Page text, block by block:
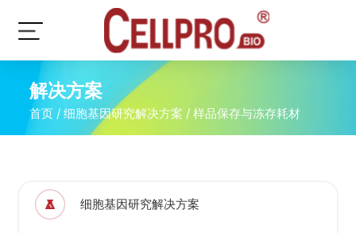
解决方案
首页 /细胞基因研究解决方案 /样品保存与冻存耗材
细胞基因研究解决方案